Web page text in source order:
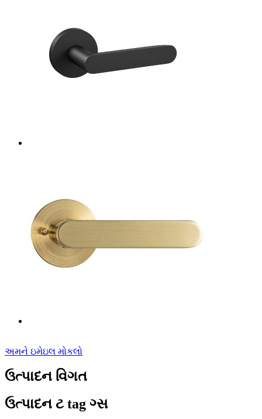
અમને ઇમેઇલ મોકલો
ઉત્પાદન વિગત
ઉત્પાદન ટ tag ગ્સ